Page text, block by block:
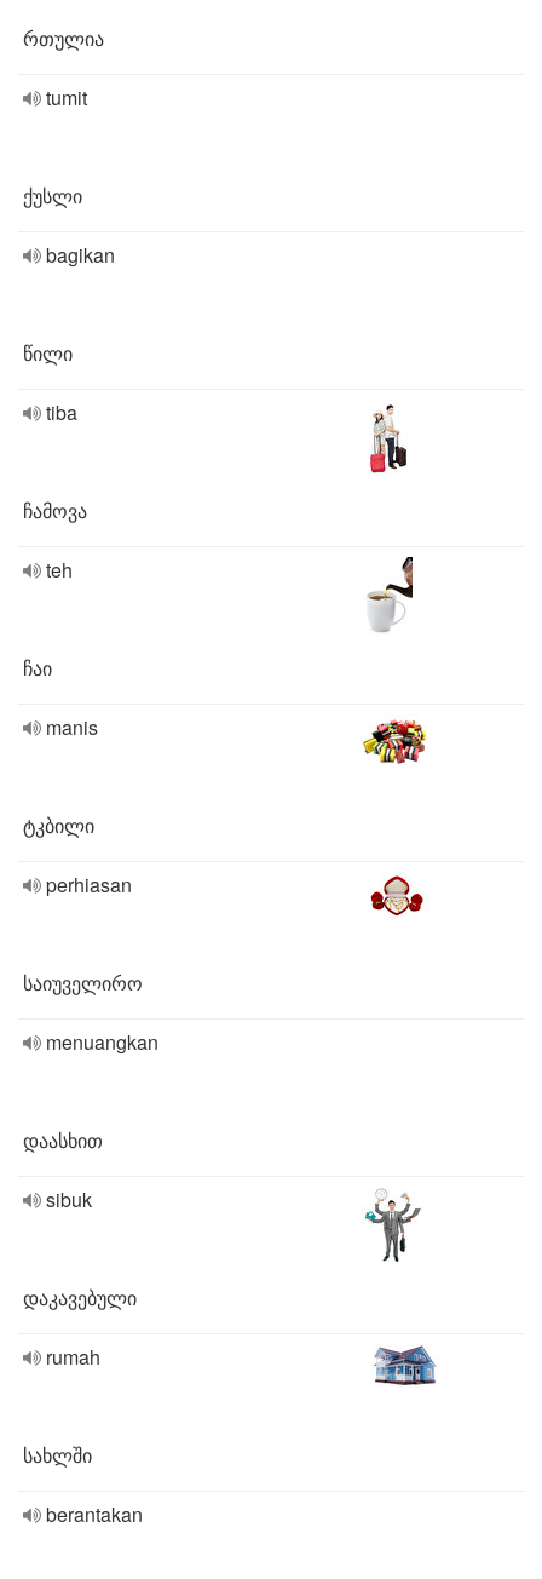
რთულია
tumit
ქუსლი
bagikan
წილი
tiba
ჩამოვა
teh
ჩაი
manis
ტკბილი
perhiasan
საიუველირო
menuangkan
დაასხით
sibuk
დაკავებული
rumah
სახლში
berantakan